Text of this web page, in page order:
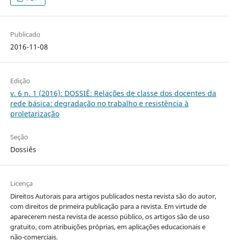
Publicado
2016-11-08
Edição
v. 6 n. 1 (2016): DOSSIÊ: Relações de classe dos docentes da
rede básica: degradação no trabalho e resistência à
proletarização
Seção
Dossiês
Licença
Direitos Autorais para artigos publicados nesta revista são do autor,
com direitos de primeira publicação para a revista. Em virtude de
aparecerem nesta revista de acesso público, os artigos são de uso
gratuito, com atribuições próprias, em aplicações educacionais e
não-comerciais.